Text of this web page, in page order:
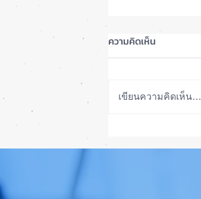
📱
ความคิดเห็น
เขียนความคิดเห็น…